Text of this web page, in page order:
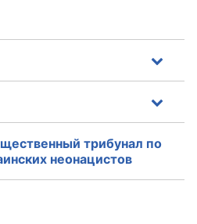
трибунал по
неонацистов